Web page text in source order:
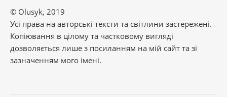
© Olusyk, 2019
Усі права на авторські тексти та світлини застережені.
Копіювання в цілому та частковому вигляді
дозволяється лише з посиланням на мій сайт та зі
зазначенням мого імені.